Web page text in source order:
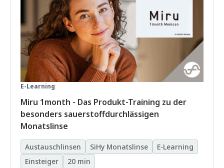
E-Learning
Miru 1month - Das Produkt-Training zu der
besonders sauerstoffdurchlässigen
Monatslinse
Austauschlinsen SiHy Monatslinse
E-Learning
Einsteiger
20 min